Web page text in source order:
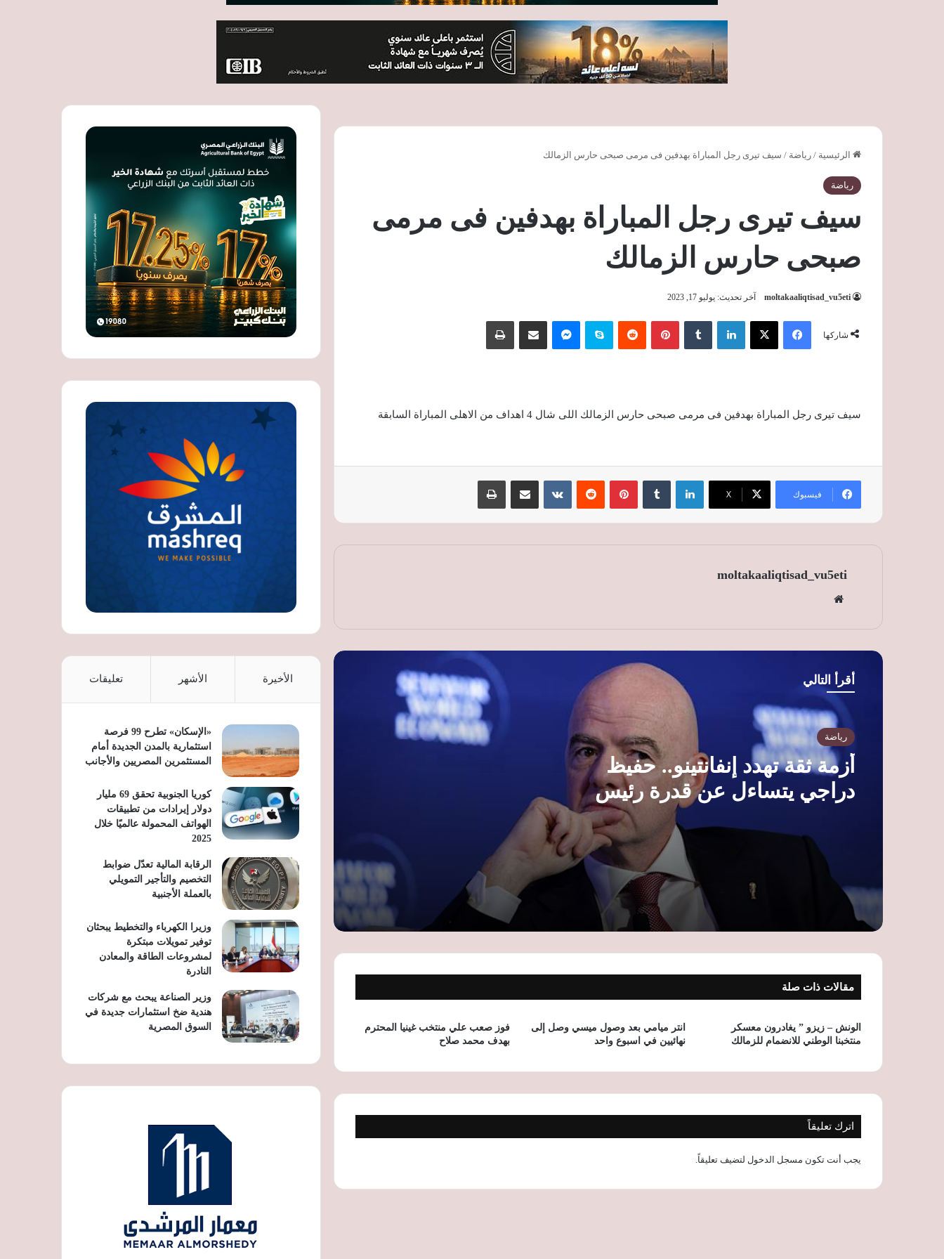
الرئيسية / رياضة / سيف تيرى رجل المباراة بهدفين فى مرمى صبحى حارس الزمالك
رياضة
سيف تيرى رجل المباراة بهدفين فى مرمى
صبحى حارس الزمالك
moltakaaliqtisad_vu5eti آخر تحديث: يوليو 17, 2023
شاركها
فيسبوك ‫X لينكدإن بينتيريست سكايب
سيف تيرى رجل المباراة بهدفين فى مرمى صبحى حارس الزمالك اللى شال 4 اهداف من الاهلى المباراة السابقة
فيسبوك ‫X
لينكدإن بينتيريست
moltakaaliqtisad_vu5eti
الوي
ب
أقرأ التالي
رياضة
أزمة ثقة تهدد إنفانتينو.. حفيظ
دراجي يتساءل عن قدرة رئيس
أزمة ثقة تهدد إنفانتينو.. حفيظ دراجي
يتساءل عن قدرة رئيس فيفا على الصمود
وإنتر
طرابزون سبور يعلن توقيع محمد صلاح عقدًا
لمدة موسمين ويستعد لتقديمه رسميًا
راتب ضخم ونسبة من مبيعات القمصان..
مانشستر سيتي يفتح الباب أمام رحيل
فورست يتحرك
بعد اعتزاله.. دانتي يبدأ مشواره التدريبي
بقيادة الفريق الرديف لبايرن ميونخ
الأهلي يتوج ببطولة دوري التنس للرجال
بدوري أبطال أوروبا ولا أخشى المنافسة
مقالات ذات صلة
الونش – زيزو ” يغادرون معسكر
منتخبنا الوطني للانضمام للزمالك
انتر ميامي بعد وصول ميسي وصل إلى
نهائيين في اسبوع واحد
فوز صعب علي منتخب غينيا المحترم
بهدف محمد صلاح
اترك تعليقاً
يجب أنت تكون مسجل الدخول لتضيف تعليقاً.
الأخيرة الأشهر تعليقات
«الإسكان» تطرح 99 فرصة
استثمارية بالمدن الجديدة أمام
المستثمرين المصريين والأجانب
كوريا الجنوبية تحقق 69 مليار
دولار إيرادات من تطبيقات
الهواتف المحمولة عالميًا خلال
2025
الرقابة المالية تعدّل ضوابط
التخصيم والتأجير التمويلي
بالعملة الأجنبية
وزيرا الكهرباء والتخطيط يبحثان
توفير تمويلات مبتكرة
لمشروعات الطاقة والمعادن
النادرة
وزير الصناعة يبحث مع شركات
هندية ضخ استثمارات جديدة في
السوق المصرية